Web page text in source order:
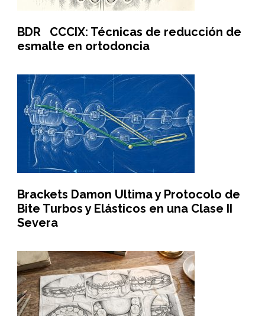
BDR CCCIX: Técnicas de reducción de
esmalte en ortodoncia
Brackets Damon Ultima y Protocolo de
Bite Turbos y Elásticos en una Clase II
Severa